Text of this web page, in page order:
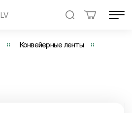
LV
Конвейерные ленты